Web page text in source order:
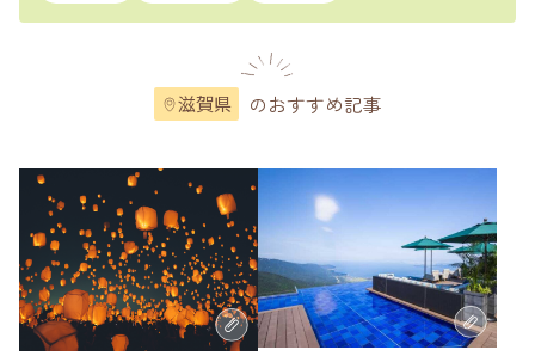
滋賀県 のおすすめ記事